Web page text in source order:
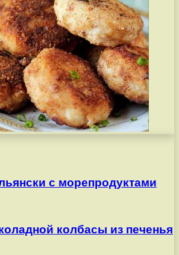
с морепродуктами
колбасы из печенья